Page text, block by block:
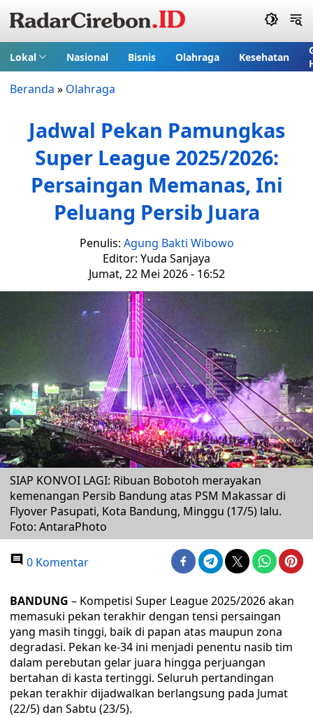
Lokal Nasional Bisnis Olahraga Kesehatan
Beranda » Olahraga
Jadwal Pekan Pamungkas
Super League 2025/2026:
Persaingan Memanas, Ini
Peluang Persib Juara
Penulis: Agung Bakti Wibowo
Editor: Yuda Sanjaya
Jumat, 22 Mei 2026 - 16:52
SIAP KONVOI LAGI: Ribuan Bobotoh merayakan
kemenangan Persib Bandung atas PSM Makassar di
Flyover Pasupati, Kota Bandung, Minggu (17/5) lalu.
Foto: AntaraPhoto
0 Komentar
BANDUNG – Kompetisi Super League 2025/2026 akan
memasuki pekan terakhir dengan tensi persaingan
yang masih tinggi, baik di papan atas maupun zona
degradasi. Pekan ke-34 ini menjadi penentu nasib tim
dalam perebutan gelar juara hingga perjuangan
bertahan di kasta tertinggi. Seluruh pertandingan
pekan terakhir dijadwalkan berlangsung pada Jumat
(22/5) dan Sabtu (23/5).